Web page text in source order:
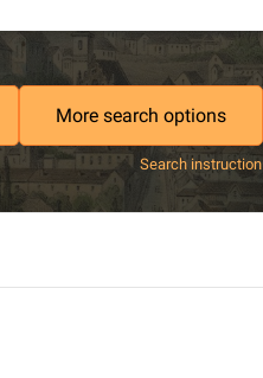
More search options
Search instruction